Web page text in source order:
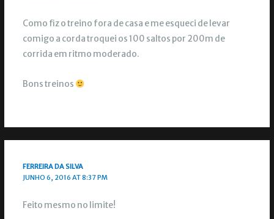
Como fiz o treino fora de casa e me esqueci de levar
comigo a corda troquei os 100 saltos por 200m de
corrida em ritmo moderado.
Bons treinos
FERREIRA DA SILVA
JUNHO 6, 2016 AT 8:37 PM
Feito mesmo no limite!